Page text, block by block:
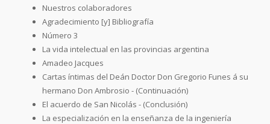
Nuestros colaboradores
Agradecimiento [y] Bibliografía
Número 3
La vida intelectual en las provincias argentina
Amadeo Jacques
Cartas íntimas del Deán Doctor Don Gregorio Funes á su
hermano Don Ambrosio - (Continuación)
El acuerdo de San Nicolás - (Conclusión)
La especialización en la enseñanza de la ingeniería